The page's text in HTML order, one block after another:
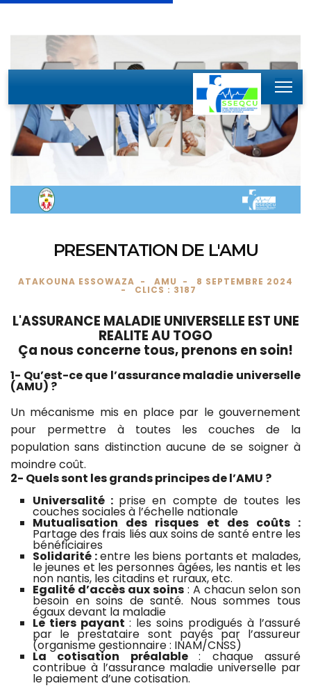
PRESENTATION DE L'AMU
ATAKOUNA ESSOWAZA AMU 8 SEPTEMBRE 2024
CLICS : 3187
L'ASSURANCE MALADIE UNIVERSELLE EST UNE
REALITE AU TOGO
Ça nous concerne tous, prenons en soin!
1- Qu’est-ce que l’assurance maladie universelle
(AMU) ?
Un mécanisme mis en place par le gouvernement
pour permettre à toutes les couches de la
population sans distinction aucune de se soigner à
moindre coût.
2- Quels sont les grands principes de l’AMU ?
Universalité : prise en compte de toutes les
couches sociales à l’échelle nationale
Mutualisation des risques et des coûts :
Partage des frais liés aux soins de santé entre les
bénéficiaires
Solidarité :entre les biens portants et malades,
le jeunes et les personnes âgées, les nantis et les
non nantis, les citadins et ruraux, etc.
Egalité d’accès aux soins : A chacun selon son
besoin en soins de santé. Nous sommes tous
égaux devant la maladie
Le tiers payant : les soins prodigués à l’assuré
par le prestataire sont payés par l’assureur
(organisme gestionnaire : INAM/CNSS)
La cotisation préalable: chaque assuré
contribue à l’assurance maladie universelle par
le paiement d’une cotisation.